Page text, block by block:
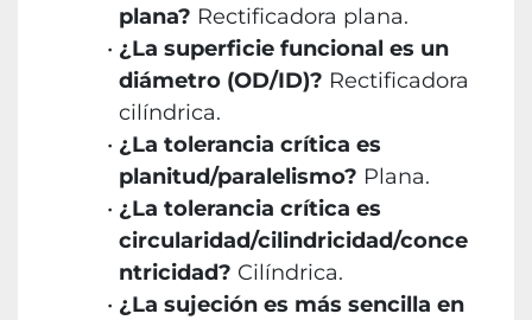
plana? Rectificadora plana.
¿La superficie funcional es un
diámetro (OD/ID)? Rectificadora
cilíndrica.
¿La tolerancia crítica es
planitud/paralelismo? Plana.
¿La tolerancia crítica es
circularidad/cilindricidad/conce
ntricidad? Cilíndrica.
¿La sujeción es más sencilla en